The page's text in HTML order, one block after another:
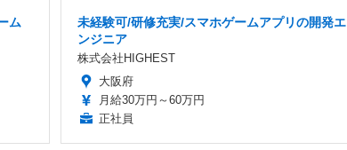
ム
未経験可/研修充実/スマホゲームアプリの開発エ
ンジニア
株式会社HIGHEST
大阪府
月給30万円～60万円
正社員